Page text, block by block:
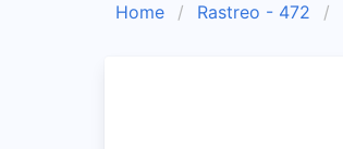
Home Rastreo - 472